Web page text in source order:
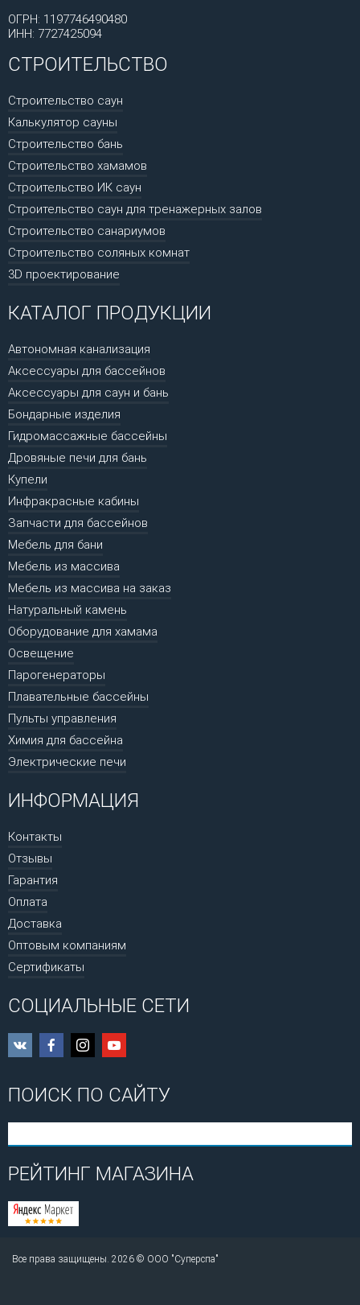
ОГРН: 1197746490480
ИНН: 7727425094
СТРОИТЕЛЬСТВО
Строительство саун
Калькулятор сауны
Строительство бань
Строительство хамамов
Строительство ИК саун
Строительство саун для тренажерных залов
Строительство санариумов
Строительство соляных комнат
3D проектирование
КАТАЛОГ ПРОДУКЦИИ
Автономная канализация
Аксессуары для бассейнов
Аксессуары для саун и бань
Бондарные изделия
Гидромассажные бассейны
Дровяные печи для бань
Купели
Инфракрасные кабины
Запчасти для бассейнов
Мебель для бани
Мебель из массива
Мебель из массива на заказ
Натуральный камень
Оборудование для хамама
Освещение
Парогенераторы
Плавательные бассейны
Пульты управления
Химия для бассейна
Электрические печи
ИНФОРМАЦИЯ
Контакты
Отзывы
Гарантия
Оплата
Доставка
Оптовым компаниям
Сертификаты
СОЦИАЛЬНЫЕ СЕТИ
ПОИСК ПО САЙТУ
РЕЙТИНГ МАГАЗИНА
Все права защищены. 2026 © ООО "Суперспа"